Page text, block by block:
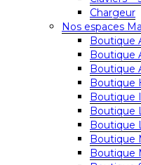
Chargeur
Nos espaces
Boutique
Boutique
Boutique
Boutique
Boutique
Boutique
Boutique
Boutique
Boutique